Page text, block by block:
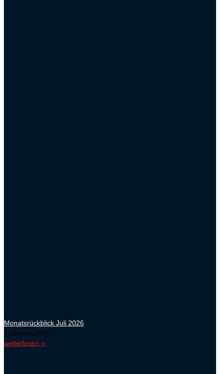
Monatsrückblick Juli 2026
1. August 2026
weiterlesen »